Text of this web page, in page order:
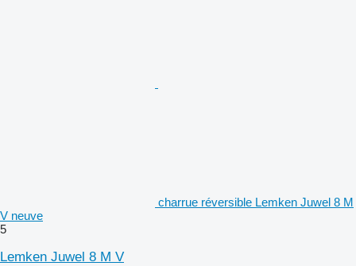
charrue réversible Lemken Juwel 8 M
V neuve
5
Lemken Juwel 8 M V